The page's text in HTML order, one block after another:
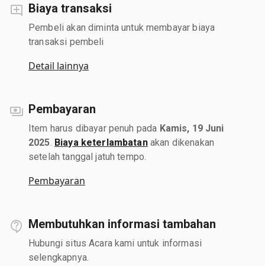
Biaya transaksi
Pembeli akan diminta untuk membayar biaya
transaksi pembeli
Detail lainnya
Pembayaran
Item harus dibayar penuh pada Kamis, 19 Juni
2025 Biaya keterlambatanakan dikenakan
setelah tanggal jatuh tempo.
Pembayaran
Membutuhkan informasi tambahan
Hubungi situs Acara kami untuk informasi
selengkapnya.